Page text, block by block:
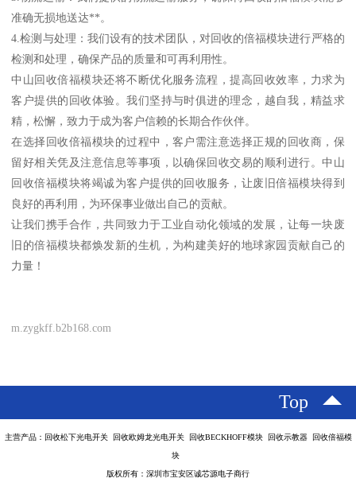
准确无损地送达**。
4.检测与处理：我们设有的技术团队，对回收的倍福模块进行严格的
检测和处理，确保产品的质量和可再利用性。
中山回收倍福模块还将不断优化服务流程，提高回收效率，力求为
客户提供的回收体验。我们坚持与时俱进的理念，越自我，精益求
精，松懈，致力于成为客户信赖的长期合作伙伴。
在选择回收倍福模块的过程中，客户需注意选择正规的回收商，保
留好相关凭及注意信息等事项，以确保回收交易的顺利进行。中山
回收倍福模块将竭诚为客户提供的回收服务，让废旧倍福模块得到
良好的再利用，为环保事业做出自己的贡献。
让我们携手合作，共同致力于工业自动化领域的发展，让每一块废
旧的倍福模块都焕发新的生机，为构建美好的地球家园贡献自己的
力量！
m.zygkff.b2b168.com
Top
主营产品：回收松下光电开关 回收欧姆龙光电开关 回收BECKHOFF模块 回收示教器 回收倍福模
块
版权所有：深圳市宝安区诚芯源电子商行